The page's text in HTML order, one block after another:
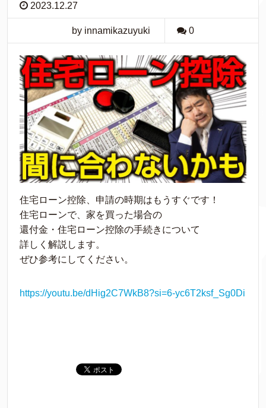
2023.12.27
by innamikazuyuki 0
住宅ローン控除、申請の時期はもうすぐです！
住宅ローンで、家を買った場合の
還付金・住宅ローン控除の手続きについて
詳しく解説します。
ぜひ参考にしてください。
https://youtu.be/dHig2C7WkB8?si=6-yc6T2ksf_Sg0Di